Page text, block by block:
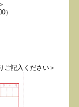
）
ご記入ください＞